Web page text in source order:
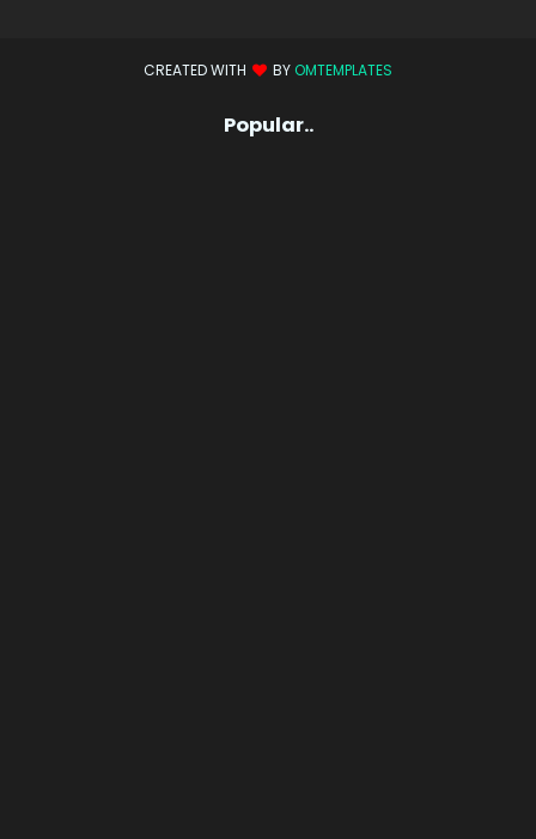
CREATED WITH BY OMTEMPLATES
Popular..